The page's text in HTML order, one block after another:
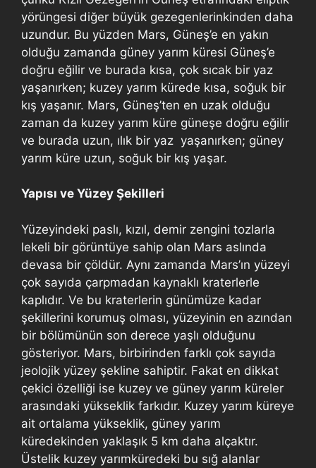
yörüngesi diğer büyük gezegenlerinkinden daha
uzundur. Bu yüzden Mars, Güneş’e en yakın
olduğu zamanda güney yarım küresi Güneş’e
doğru eğilir ve burada kısa, çok sıcak bir yaz
yaşanırken; kuzey yarım kürede kısa, soğuk bir
kış yaşanır. Mars, Güneş’ten en uzak olduğu
zaman da kuzey yarım küre güneşe doğru eğilir
ve burada uzun, ılık bir yaz yaşanırken; güney
yarım küre uzun, soğuk bir kış yaşar.
Yapısı ve Yüzey Şekilleri
Yüzeyindeki paslı, kızıl, demir zengini tozlarla
lekeli bir görüntüye sahip olan Mars aslında
devasa bir çöldür. Aynı zamanda Mars’ın yüzeyi
çok sayıda çarpmadan kaynaklı kraterlerle
kaplıdır. Ve bu kraterlerin günümüze kadar
şekillerini korumuş olması, yüzeyinin en azından
bir bölümünün son derece yaşlı olduğunu
gösteriyor. Mars, birbirinden farklı çok sayıda
jeolojik yüzey şekline sahiptir. Fakat en dikkat
çekici özelliği ise kuzey ve güney yarım küreler
arasındaki yükseklik farkıdır. Kuzey yarım küreye
ait ortalama yükseklik, güney yarım
küredekinden yaklaşık 5 km daha alçaktır.
Üstelik kuzey yarımküredeki bu sığ alanlar